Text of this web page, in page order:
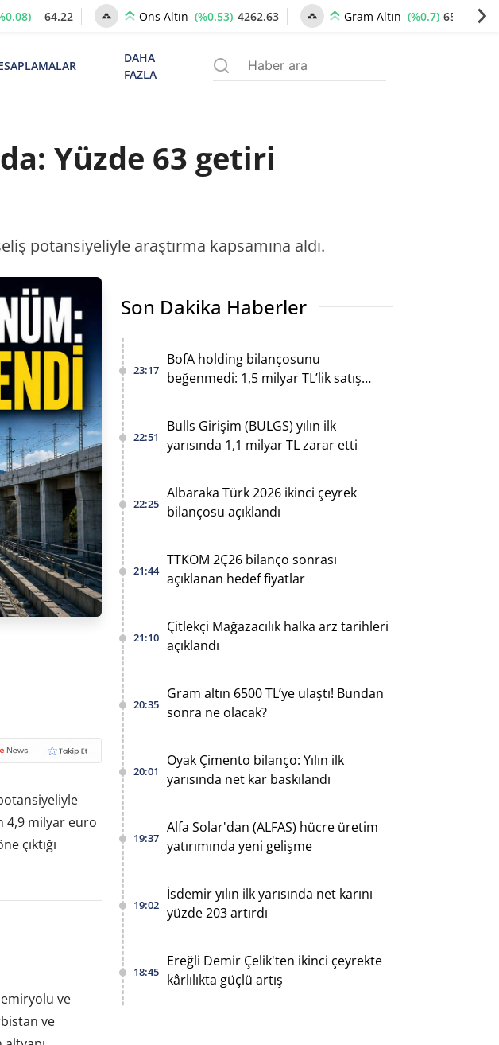
64.22 Ons Altın (%0.53) 4262.63 Gram Altın (%0.7) 6537.74
DAHA
FAZLA
Yüzde 63 getiri
potansiyeliyle araştırma kapsamına aldı.
4,9 milyar euro
çıktığı
ve
ve
Son Dakika Haberler
23:17
BofA holding bilançosunu
beğenmedi: 1,5 milyar TL’lik satış
22:51
Bulls Girişim (BULGS) yılın ilk
yarısında 1,1 milyar TL zarar etti
22:25
Albaraka Türk 2026 ikinci çeyrek
bilançosu açıklandı
21:44
TTKOM 2Ç26 bilanço sonrası
açıklanan hedef fiyatlar
21:10
Çitlekçi Mağazacılık halka arz tarihleri
açıklandı
20:35
Gram altın 6500 TL’ye ulaştı! Bundan
sonra ne olacak?
20:01
Oyak Çimento bilanço: Yılın ilk
yarısında net kar baskılandı
19:37
Alfa Solar'dan (ALFAS) hücre üretim
yatırımında yeni gelişme
19:02
İsdemir yılın ilk yarısında net karını
yüzde 203 artırdı
18:45
Ereğli Demir Çelik'ten ikinci çeyrekte
kârlılıkta güçlü artış